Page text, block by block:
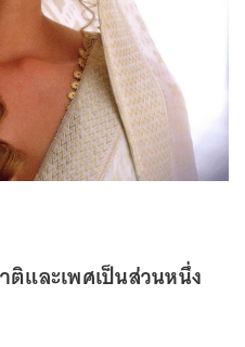
ติและเพศเป็นส่วนหนึ่ง